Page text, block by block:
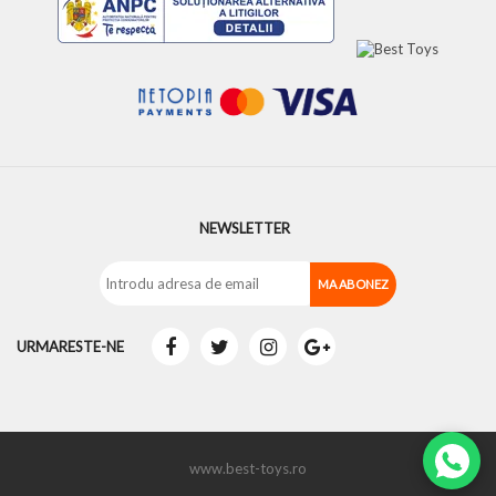
NEWSLETTER
URMARESTE-NE
www.best-toys.ro